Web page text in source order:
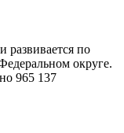
по
округе.
965 137